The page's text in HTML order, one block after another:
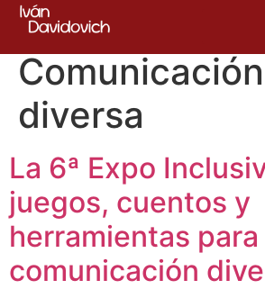
Etiqueta:
Comunicación
diversa
La 6ª Expo
juegos, cuentos y
herramientas para
comunicación